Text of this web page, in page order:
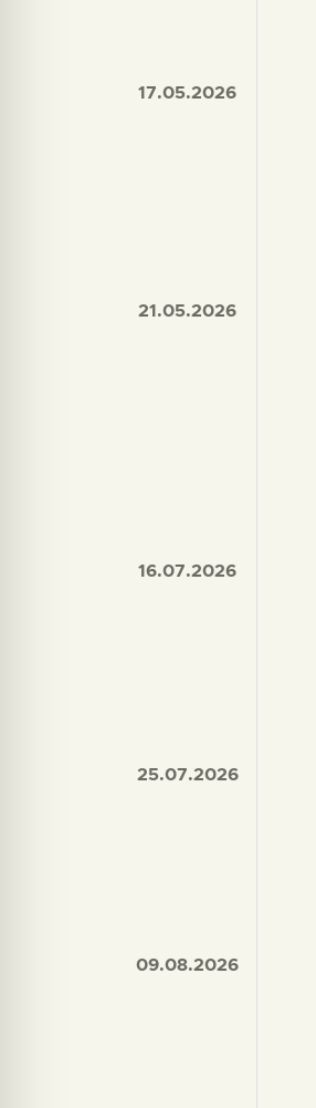
17.05.2026
21.05.2026
16.07.2026
25.07.2026
09.08.2026